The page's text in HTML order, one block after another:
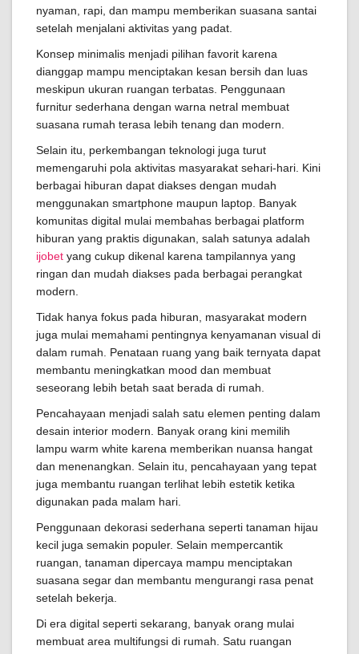
nyaman, rapi, dan mampu memberikan suasana santai
setelah menjalani aktivitas yang padat.
Konsep minimalis menjadi pilihan favorit karena
dianggap mampu menciptakan kesan bersih dan luas
meskipun ukuran ruangan terbatas. Penggunaan
furnitur sederhana dengan warna netral membuat
suasana rumah terasa lebih tenang dan modern.
Selain itu, perkembangan teknologi juga turut
memengaruhi pola aktivitas masyarakat sehari-hari. Kini
berbagai hiburan dapat diakses dengan mudah
menggunakan smartphone maupun laptop. Banyak
komunitas digital mulai membahas berbagai platform
hiburan yang praktis digunakan, salah satunya adalah
ijobet yang cukup dikenal karena tampilannya yang
ringan dan mudah diakses pada berbagai perangkat
modern.
Tidak hanya fokus pada hiburan, masyarakat modern
juga mulai memahami pentingnya kenyamanan visual di
dalam rumah. Penataan ruang yang baik ternyata dapat
membantu meningkatkan mood dan membuat
seseorang lebih betah saat berada di rumah.
Pencahayaan menjadi salah satu elemen penting dalam
desain interior modern. Banyak orang kini memilih
lampu warm white karena memberikan nuansa hangat
dan menenangkan. Selain itu, pencahayaan yang tepat
juga membantu ruangan terlihat lebih estetik ketika
digunakan pada malam hari.
Penggunaan dekorasi sederhana seperti tanaman hijau
kecil juga semakin populer. Selain mempercantik
ruangan, tanaman dipercaya mampu menciptakan
suasana segar dan membantu mengurangi rasa penat
setelah bekerja.
Di era digital seperti sekarang, banyak orang mulai
membuat area multifungsi di rumah. Satu ruangan